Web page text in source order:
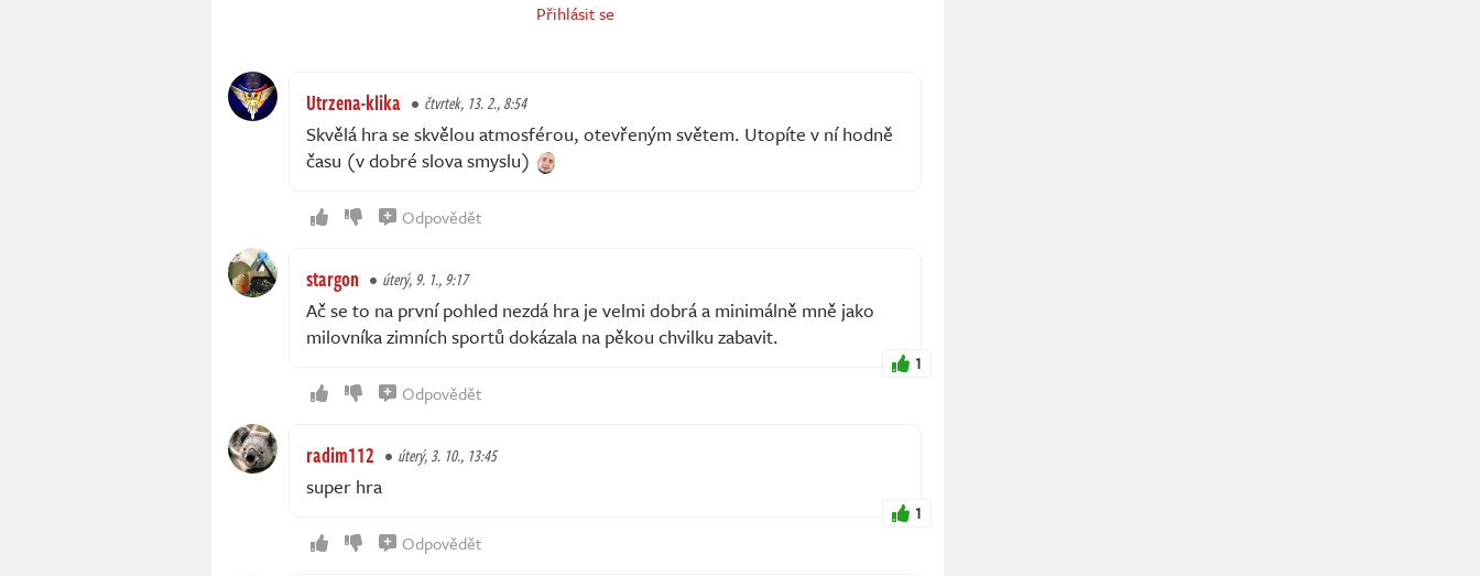
Přihlásit se
Utrzena-klika čtvrtek, 13. 2., 8:54
Skvělá hra se skvělou atmosférou, otevřeným světem. Utopíte v ní hodně
času (v dobré slova smyslu)
Odpovědět
stargon úterý, 9. 1., 9:17
Ač se to na první pohled nezdá hra je velmi dobrá a minimálně mně jako
milovníka zimních sportů dokázala na pěkou chvilku zabavit.
1
Odpovědět
radim112 úterý, 3. 10., 13:45
super hra
1
Odpovědět